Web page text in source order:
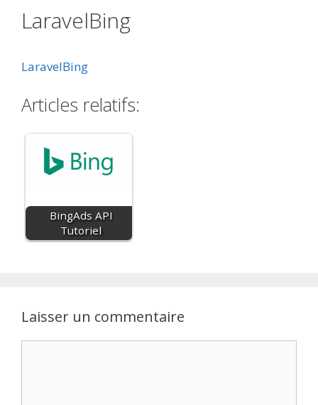
LaravelBing
LaravelBing
Articles relatifs:
BingAds API
Tutoriel
Laisser un commentaire